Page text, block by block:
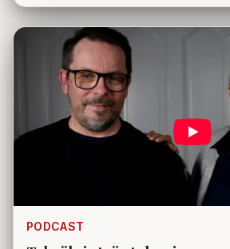
PODCAST